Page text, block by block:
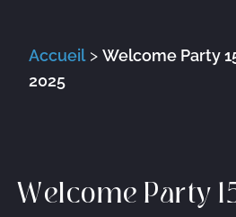
Accueil> Welcome Party
2025
Welcome Party